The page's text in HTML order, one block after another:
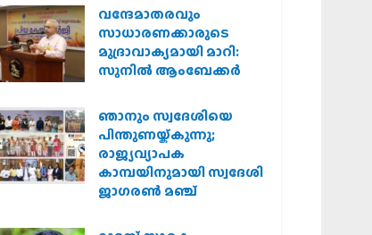
വന്ദേമാതരവും
സാധാരണക്കാരുടെ
മുദ്രാവാക്യമായി മാറി:
സുനിൽ ആംബേക്കർ
ഞാനും സ്വദേശിയെ
പിന്തുണയ്ക്കുന്നു;
രാജ്യവ്യാപക
കാമ്പയിനുമായി സ്വദേശി
ജാഗരണ്‍ മഞ്ച്